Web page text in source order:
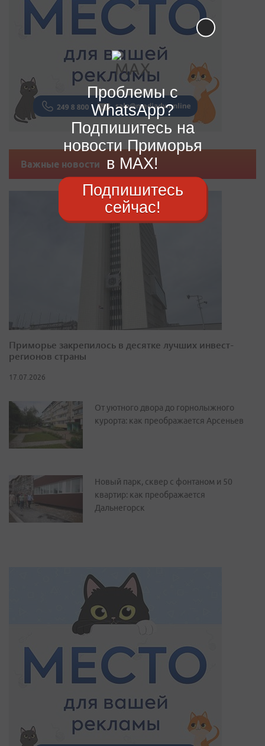
Важные новости
Приморье закрепилось в десятке лучших инвест-
регионов страны
17.07.2026
От уютного двора до горнолыжного
курорта: как преображается Арсеньев
Новый парк, сквер с фонтаном и 50
квартир: как преображается
Дальнегорск
Проблемы с
WhatsApp?
Подпишитесь на
новости Приморья
в MAX!
Подпишитесь
сейчас!